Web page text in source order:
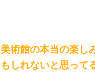
美術館の本当の楽し
もしれないと思って